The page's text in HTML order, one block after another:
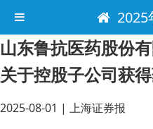
2025年
山东鲁抗医药股份
关于控股子公司获
2025-08-01 | 上海证券报